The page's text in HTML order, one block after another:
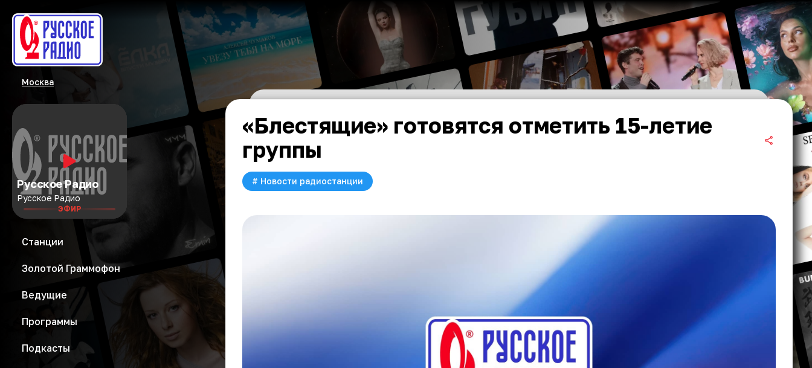
Москва
Русское Радио
Русское Радио
ЭФИР
Станции
Золотой Граммофон
Ведущие
Программы
Подкасты
«Блестящие» готовятся отметить 15-летие
группы
# Новости радиостанции